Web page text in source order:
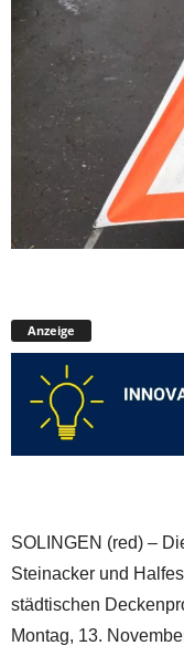
Anzeige
SOLINGEN (red) –
Steinacker und
städtischen
Montag, 13.